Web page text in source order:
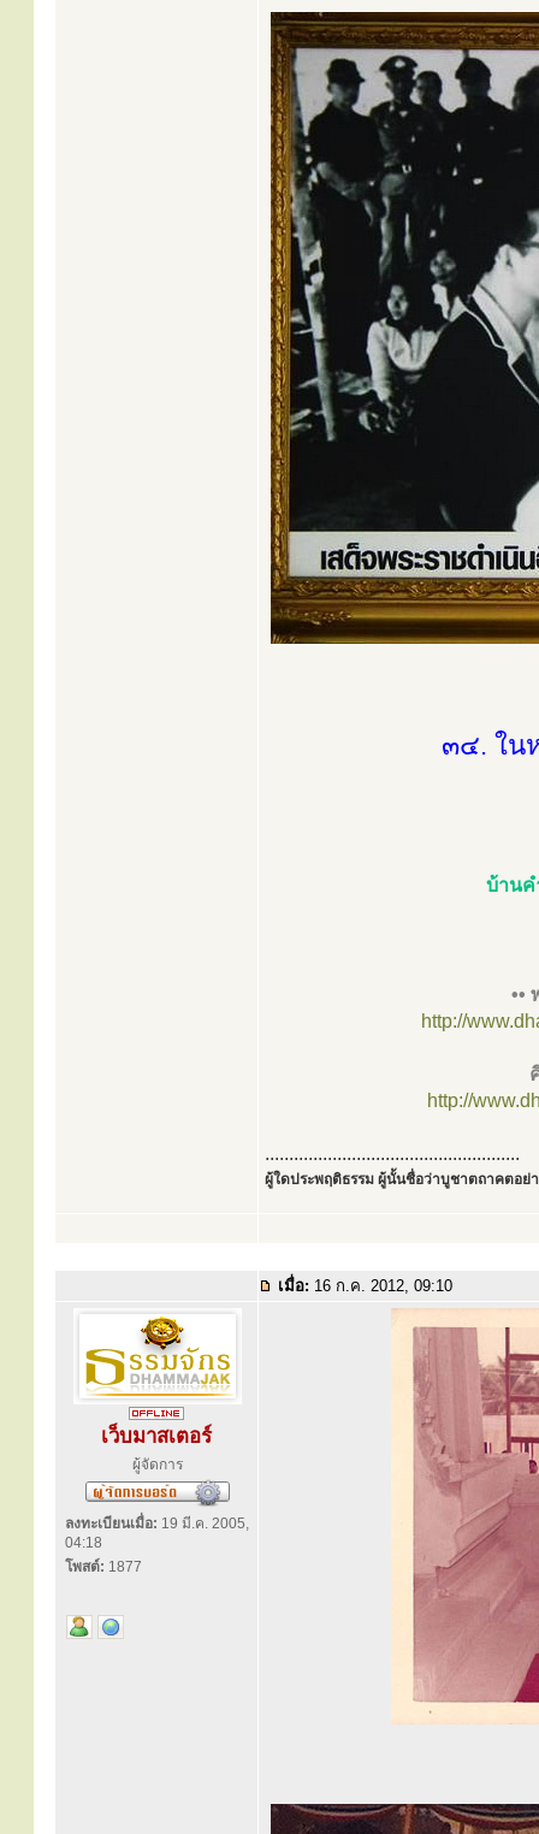
๓๔. ใน
บ้านค
••
http://
http://
.....................................................
ผู้ใดประพฤติธรรม ผู้นั้นชื่อว่าบูชาตถาคตอย่า
เมื่อ: 16 ก.ค. 2012, 09:10
เว็บมาสเตอร์
ผู้จัดการ
ลงทะเบียนเมื่อ: 19 มี.ค. 2005,
04:18
โพสต์: 1877